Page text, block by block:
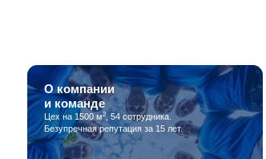
О компании
и команде
Цех на 1500 м2, 54 сотрудника.
Безупречная репутация за 15 лет.